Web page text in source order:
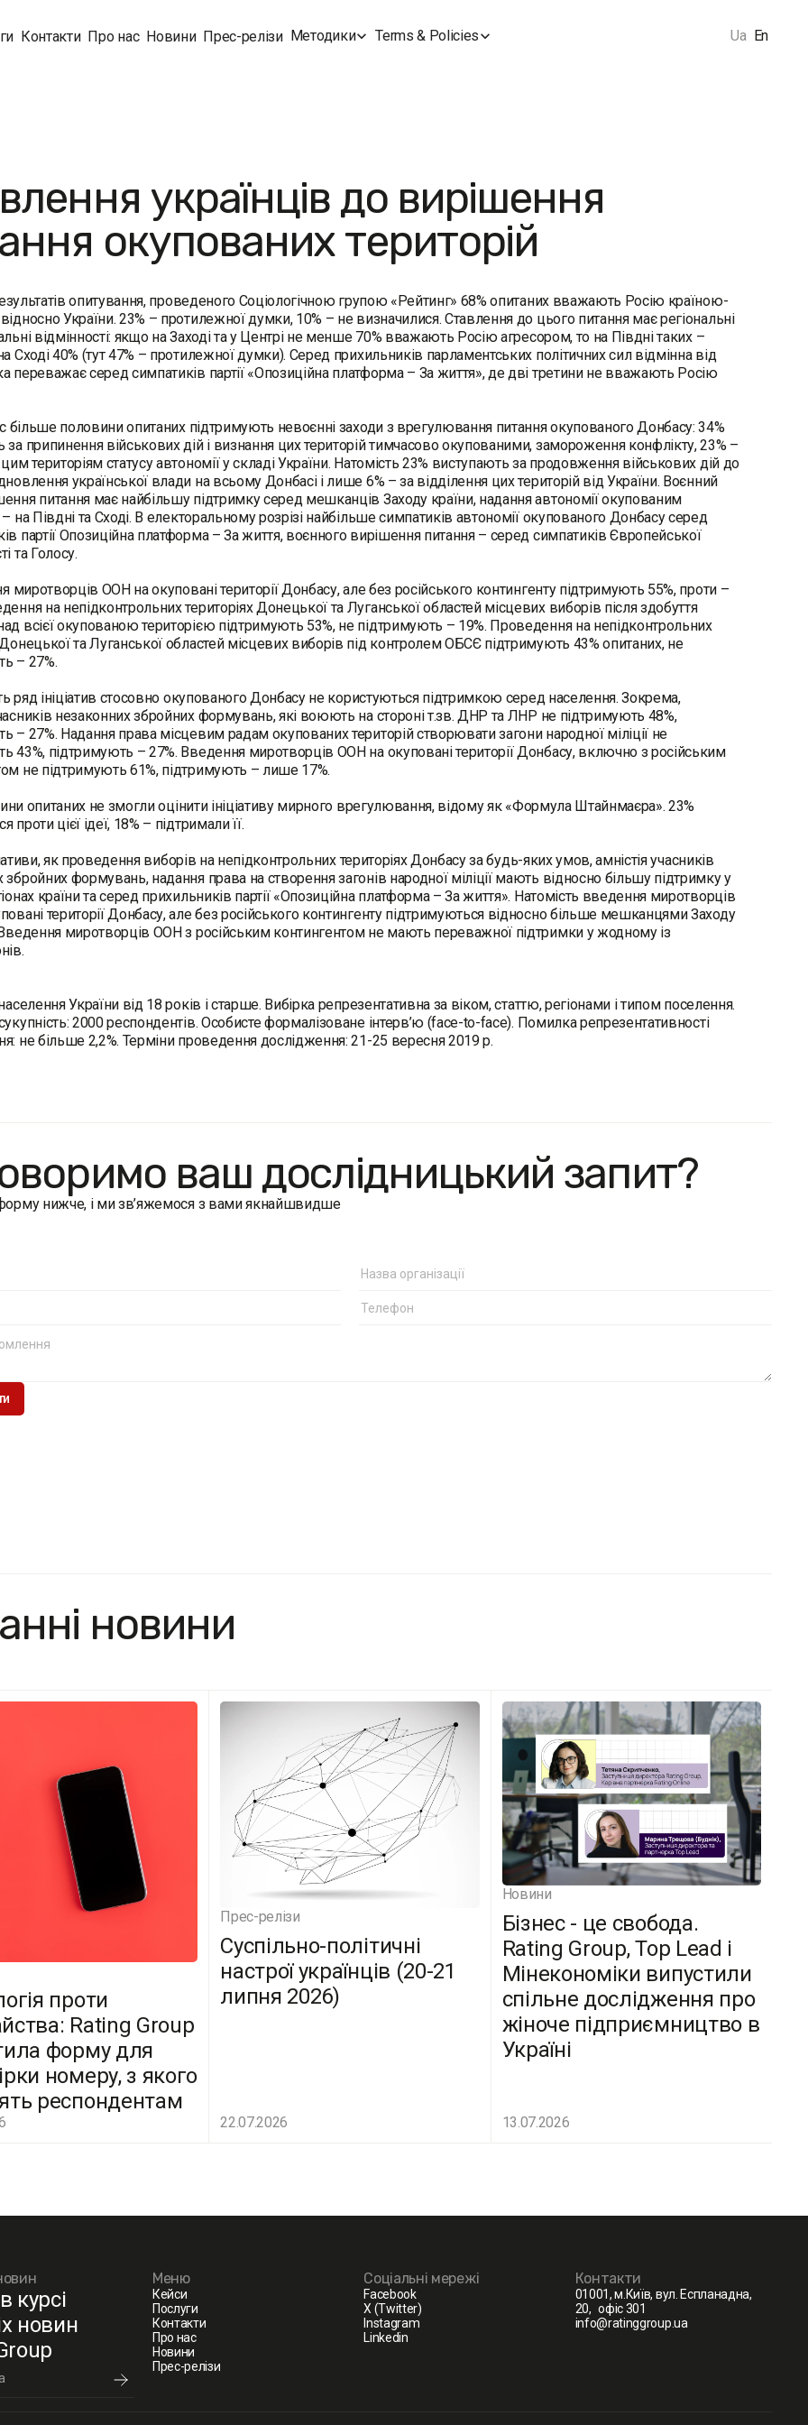
Контакти Про нас Новини Прес-релізи Методики Terms & Policies Ua En
українців до вирішення
окупованих територій
опитування, проведеного Соціологічною групою «Рейтинг» 68% опитаних вважають Росію країною-
України. 23% – протилежної думки, 10% – не визначилися. Ставлення до цього питання має регіональні
відмінності: якщо на Заході та у Центрі не менше 70% вважають Росію агресором, то на Півдні таких –
Сході 40% (тут 47% – протилежної думки). Серед прихильників парламентських політичних сил відмінна від
переважає серед симпатиків партії «Опозиційна платформа – За життя», де дві третини не вважають Росію
половини опитаних підтримують невоєнні заходи з врегулювання питання окупованого Донбасу: 34%
за припинення військових дій і визнання цих територій тимчасово окупованими, замороження конфлікту, 23% –
територіям статусу автономії у складі України. Натомість 23% виступають за продовження військових дій до
української влади на всьому Донбасі і лише 6% – за відділення цих територій від України. Воєнний
питання має найбільшу підтримку серед мешканців Заходу країни, надання автономії окупованим
– на Півдні та Сході. В електоральному розрізі найбільше симпатиків автономії окупованого Донбасу серед
партії Опозиційна платформа – За життя, воєнного вирішення питання – серед симпатиків Європейської
та Голосу.
ООН на окуповані території Донбасу, але без російського контингенту підтримують 55%, проти –
на непідконтрольних територіях Донецької та Луганської областей місцевих виборів після здобуття
всієї окупованою територією підтримують 53%, не підтримують – 19%. Проведення на непідконтрольних
Донецької та Луганської областей місцевих виборів під контролем ОБСЄ підтримують 43% опитаних, не
– 27%.
ряд ініціатив стосовно окупованого Донбасу не користуються підтримкою серед населення. Зокрема,
незаконних збройних формувань, які воюють на стороні т.зв. ДНР та ЛНР не підтримують 48%,
– 27%. Надання права місцевим радам окупованих територій створювати загони народної міліції не
43%, підтримують – 27%. Введення миротворців ООН на окуповані території Донбасу, включно з російським
не підтримують 61%, підтримують – лише 17%.
опитаних не змогли оцінити ініціативу мирного врегулювання, відому як «Формула Штайнмаєра». 23%
проти цієї ідеї, 18% – підтримали її.
як проведення виборів на непідконтрольних територіях Донбасу за будь-яких умов, амністія учасників
збройних формувань, надання права на створення загонів народної міліції мають відносно більшу підтримку у
країни та серед прихильників партії «Опозиційна платформа – За життя». Натомість введення миротворців
території Донбасу, але без російського контингенту підтримуються відносно більше мешканцями Заходу
миротворців ООН з російським контингентом не мають переважної підтримки у жодному із
України від 18 років і старше. Вибірка репрезентативна за віком, статтю, регіонами і типом поселення.
2000 респондентів. Особисте формалізоване інтерв’ю (face-to-face). Помилка репрезентативності
не більше 2,2%. Терміни проведення дослідження: 21-25 вересня 2019 р.
ваш дослідницький запит?
нижче, і ми зв’яжемося з вами якнайшвидше
новини
проти
Rating Group
форму для
номеру, з якого
респондентам
Прес-релізи
Суспільно-політичні
настрої українців (20-21
липня 2026)
22.07.2026
Новини
Бізнес - це свобода.
Rating Group, Top Lead і
Мінекономіки випустили
спільне дослідження про
жіноче підприємництво в
Україні
13.07.2026
курсі
новин
Меню
Кейси
Послуги
Контакти
Про нас
Новини
Прес-релізи
Соціальні мережі
Facebook
X (Twitter)
Instagram
Linkedin
Контакти
01001, м.Київ, вул. Еспланадна,
20, офіс 301
info@ratinggroup.ua